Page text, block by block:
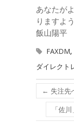
あなたが
りますよう
飯山陽平
FAXDM,
ダイレクト
← 失注先
「佐